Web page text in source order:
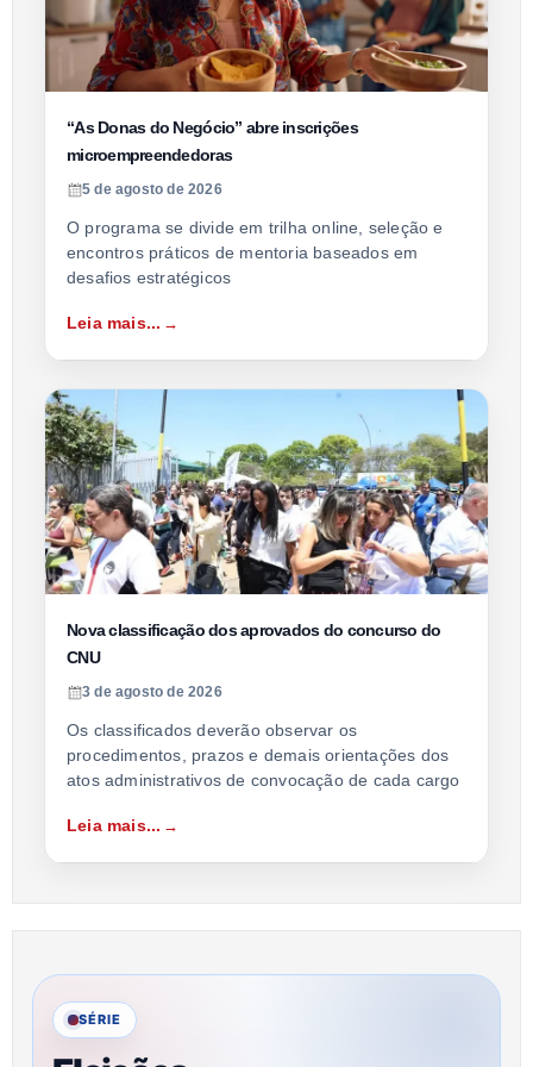
“As Donas do Negócio” abre inscrições
microempreendedoras
5 de agosto de 2026
O programa se divide em trilha online, seleção e
encontros práticos de mentoria baseados em
desafios estratégicos
Leia mais...
Nova classificação dos aprovados do concurso do
CNU
3 de agosto de 2026
Os classificados deverão observar os
procedimentos, prazos e demais orientações dos
atos administrativos de convocação de cada cargo
Leia mais...
SÉRIE